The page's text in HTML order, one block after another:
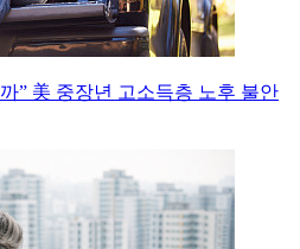
” 美 중장년 고소득층 노후 불안